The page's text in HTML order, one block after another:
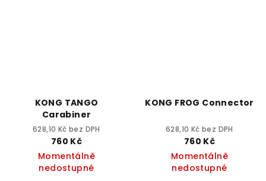
KONG TANGO
Carabiner
628,10 Kč bez DPH
760 Kč
Momentálně
nedostupné
KONG FROG Connector
628,10 Kč bez DPH
760 Kč
Momentálně
nedostupné